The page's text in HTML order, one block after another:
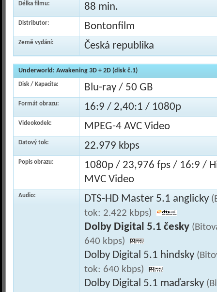
Délka filmu: 88 min.
Distributor: Bontonfilm
Země vydání: Česká republika
Underworld: Awakening 3D + 2D (disk č.1)
Disk / Kapacita: Blu-ray / 50 GB
Formát obrazu: 16:9 / 2,40:1 / 1080p
Videokodek: MPEG-4 AVC Video
Datový tok: 22.979 kbps
Popis obrazu:
1080p / 23,976 fps / 16:9 /
MVC Video
Audio: DTS-HD Master 5.1 anglicky
tok: 2.422 kbps)
Dolby Digital 5.1 česky
640 kbps)
Dolby Digital 5.1 hindsky
tok: 640 kbps)
Dolby Digital 5.1 maďarsky